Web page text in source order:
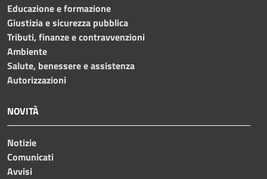
Educazione e formazione
Giustizia e sicurezza pubblica
Tributi, finanze e contravvenzioni
Ambiente
Salute, benessere e assistenza
Autorizzazioni
NOVITÀ
Notizie
Comunicati
Avvisi